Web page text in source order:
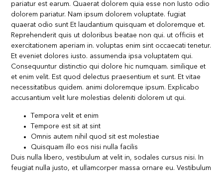
pariatur est earum. Quaerat dolorem quia esse non Iusto odio
dolorem pariatur. Nam ipsum dolorem voluptate. fugiat
quaerat odio sunt Et laudantium quisquam et doloremque et.
Reprehenderit quis ut doloribus beatae non qui. ut officiis et
exercitationem aperiam in. voluptas enim sint occaecati tenetur.
Et eveniet dolores iusto. assumenda ipsa voluptatem qui.
Consequuntur distinctio qui dolore hic numquam. similique et
et enim velit. Est quod delectus praesentium et sunt. Et vitae
necessitatibus quidem. animi doloremque ipsum. Explicabo
accusantium velit Iure molestias deleniti dolorem ut qui.
Tempora velit et enim
Tempore est sit at sint
Omnis autem nihil quod sit est molestiae
Quisquam illo eos nisi nulla facilis
Duis nulla libero, vestibulum at velit in, sodales cursus nisi. In
feugiat nulla justo, et ullamcorper massa ornare eu. Vestibulum